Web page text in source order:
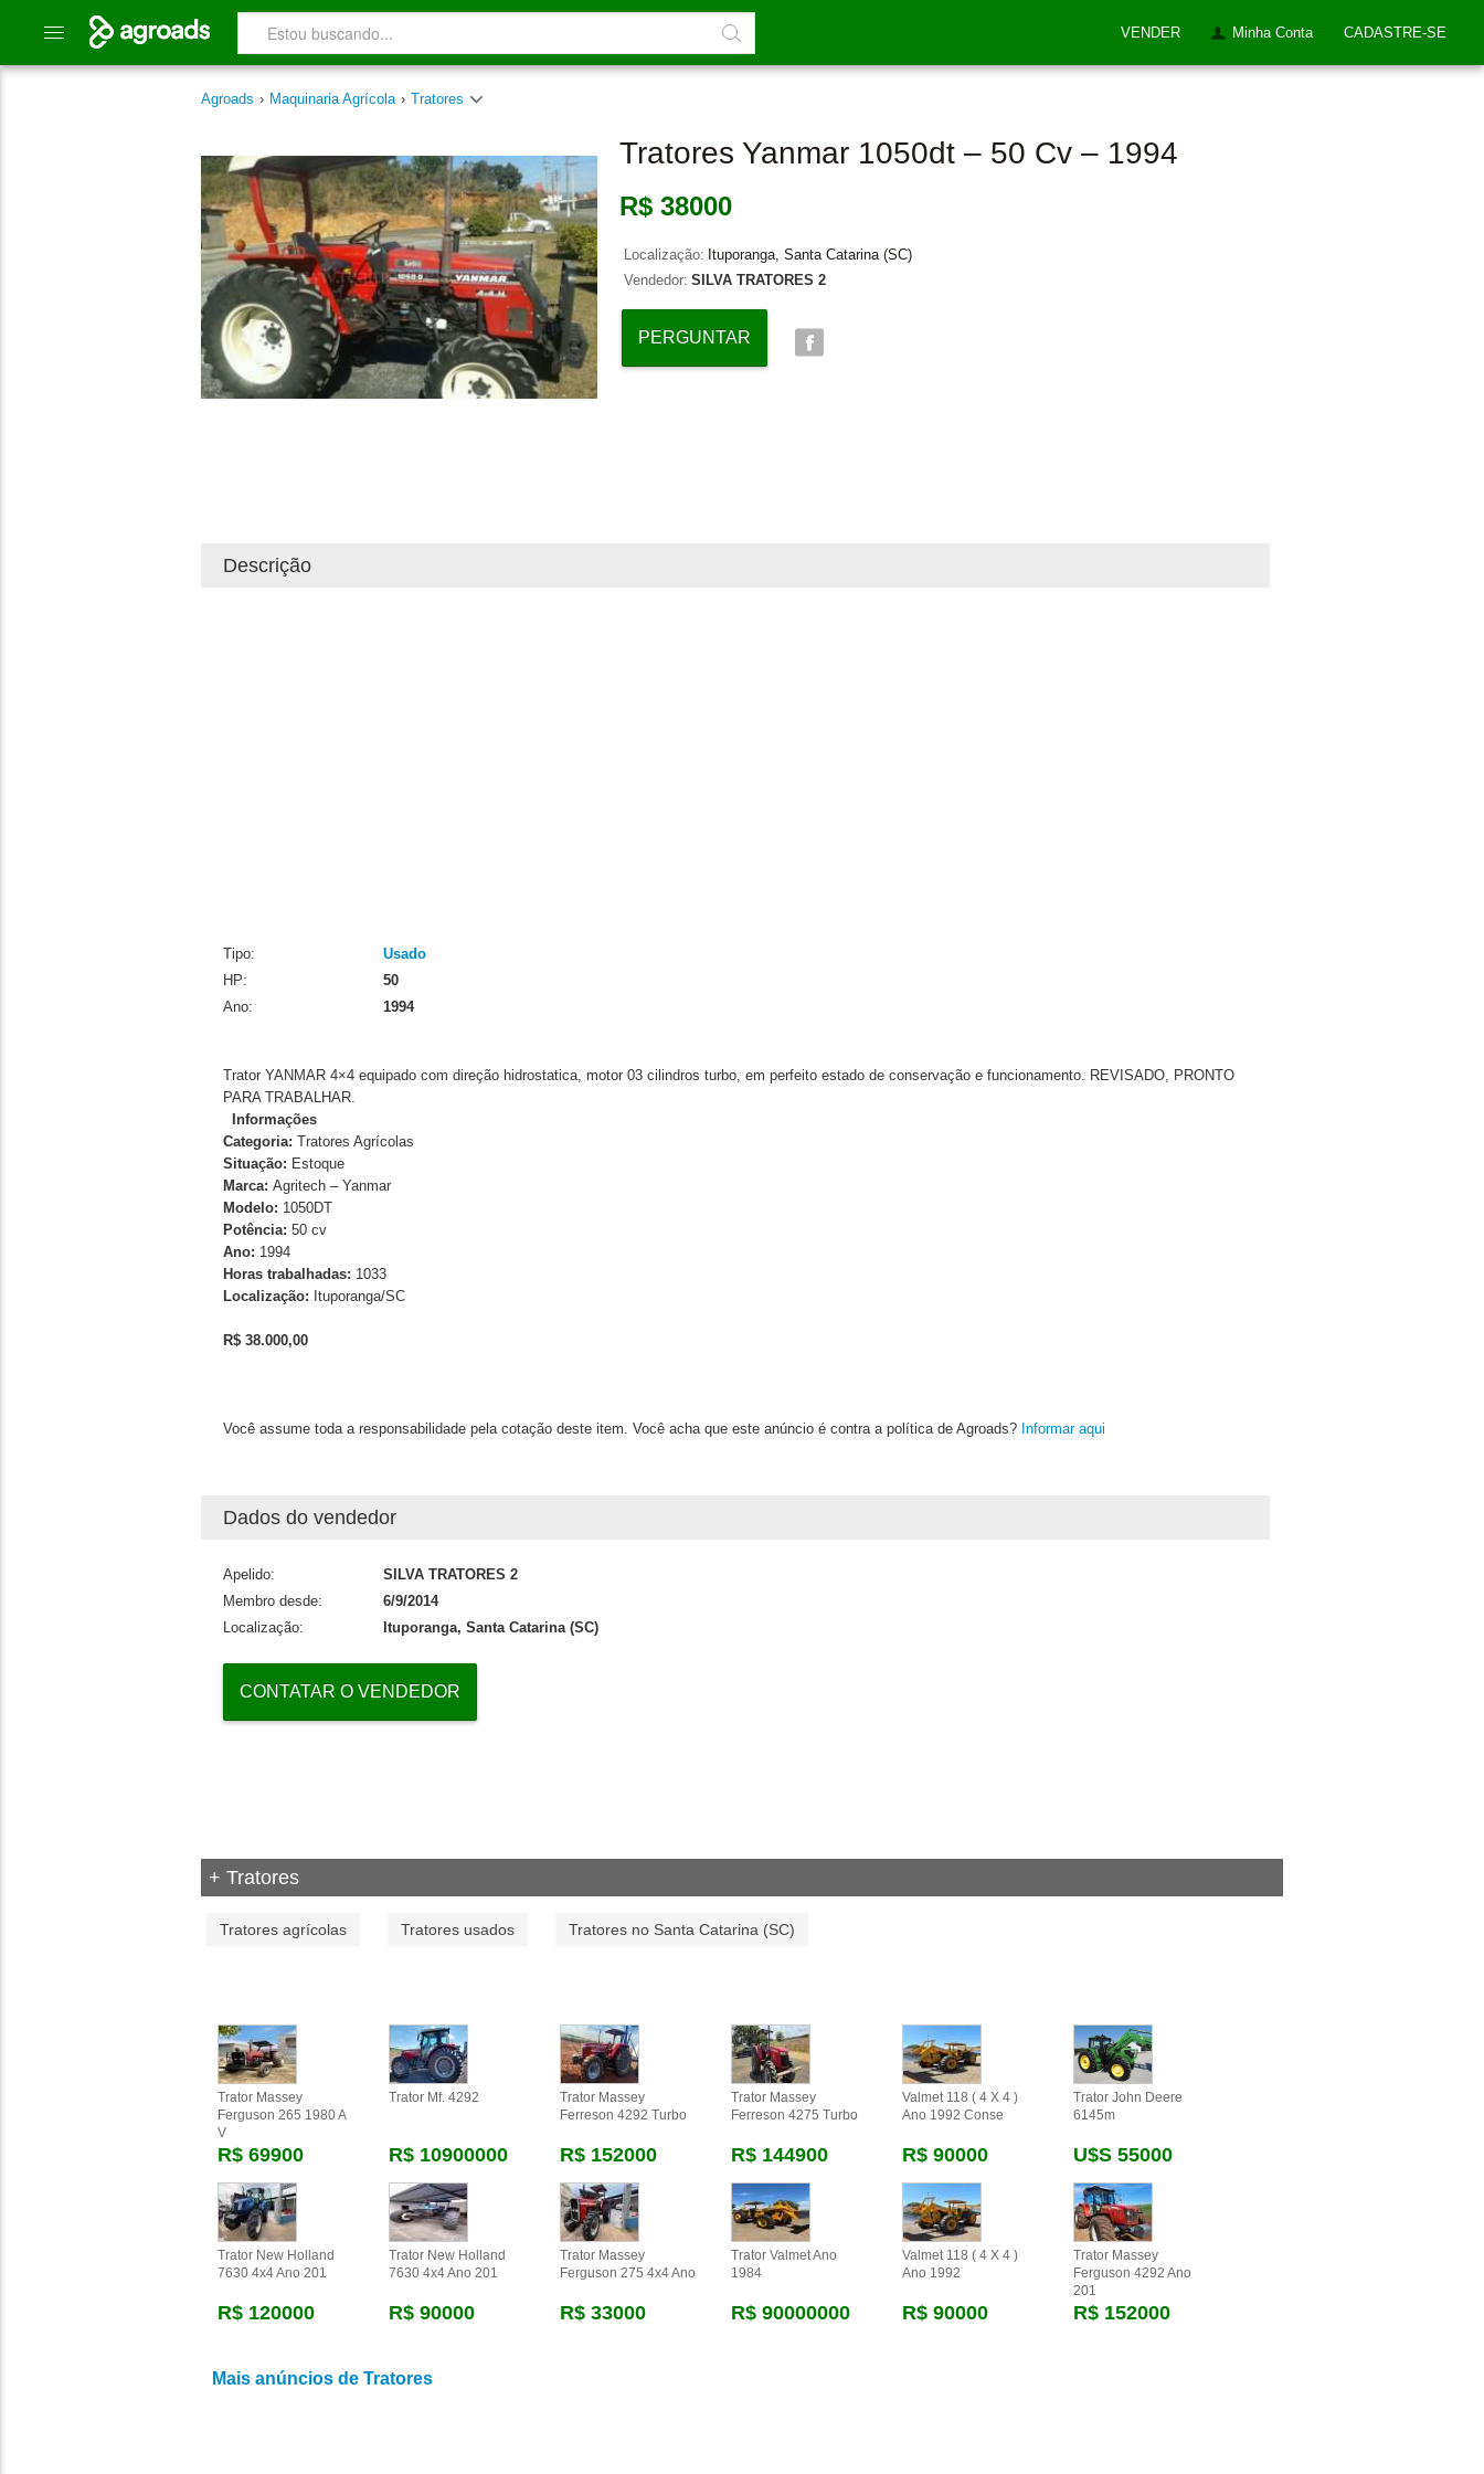
VENDER Minha Conta CADASTRE-SE
Agroads › Maquinaria Agrícola › Tratores
Tratores Yanmar 1050dt – 50 Cv – 1994
R$ 38000
Localização: Ituporanga, Santa Catarina (SC)
Vendedor: SILVA TRATORES 2
PERGUNTAR
Descrição
Tipo:
Usado
HP:
50
Ano:
1994
Trator YANMAR 4×4 equipado com direção hidrostatica, motor 03 cilindros turbo, em perfeito estado de conservação e funcionamento. REVISADO, PRONTO
PARA TRABALHAR.
Informações
Categoria: Tratores Agrícolas
Situação: Estoque
Marca: Agritech – Yanmar
Modelo: 1050DT
Potência: 50 cv
Ano: 1994
Horas trabalhadas: 1033
Localização: Ituporanga/SC
R$ 38.000,00
Você assume toda a responsabilidade pela cotação deste item. Você acha que este anúncio é contra a política de Agroads? Informar aqui
Dados do vendedor
Apelido:
SILVA TRATORES 2
Membro desde:
6/9/2014
Localização:
Ituporanga, Santa Catarina (SC)
CONTATAR O VENDEDOR
+ Tratores
Tratores agrícolas Tratores usados Tratores no Santa Catarina (SC)
Trator Massey
Ferguson 265 1980 A
V
R$ 69900
Trator Mf. 4292
R$ 10900000
Trator Massey
Ferreson 4292 Turbo
R$ 152000
Trator Massey
Ferreson 4275 Turbo
R$ 144900
Valmet 118 ( 4 X 4 )
Ano 1992 Conse
R$ 90000
Trator John Deere
6145m
U$s 55000
Trator New Holland
7630 4x4 Ano 201
R$ 120000
Trator New Holland
7630 4x4 Ano 201
R$ 90000
Trator Massey
Ferguson 275 4x4 Ano
R$ 33000
Trator Valmet Ano
1984
R$ 90000000
Valmet 118 ( 4 X 4 )
Ano 1992
R$ 90000
Trator Massey
Ferguson 4292 Ano
201
R$ 152000
Mais anúncios de Tratores